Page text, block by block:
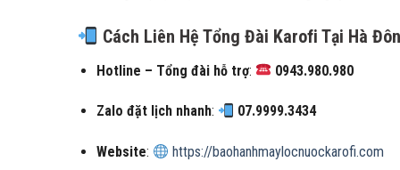
Cách Liên Hệ Tổng Đài Karofi Tại Hà
Hotline – Tổng đài hỗ trợ: 0943.980.980
Zalo đặt lịch nhanh: 07.9999.3434
Website: https://baohanhmaylocnuockarofi.com